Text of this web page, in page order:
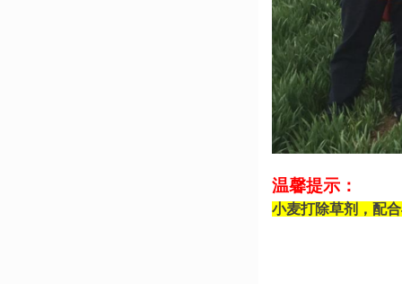
温馨提示：
小麦打除草剂， 配